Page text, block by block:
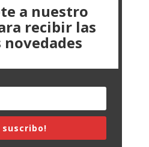
a nuestro
recibir las
suscribo!